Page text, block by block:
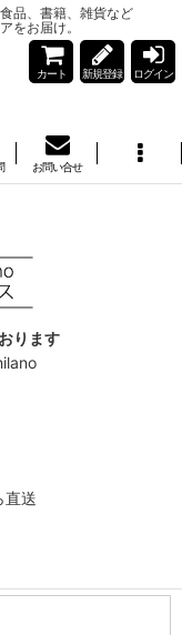
品、書籍、雑貨など
をお届け。
カート 新規登録 ログイン
お問い合せ
ります
直送